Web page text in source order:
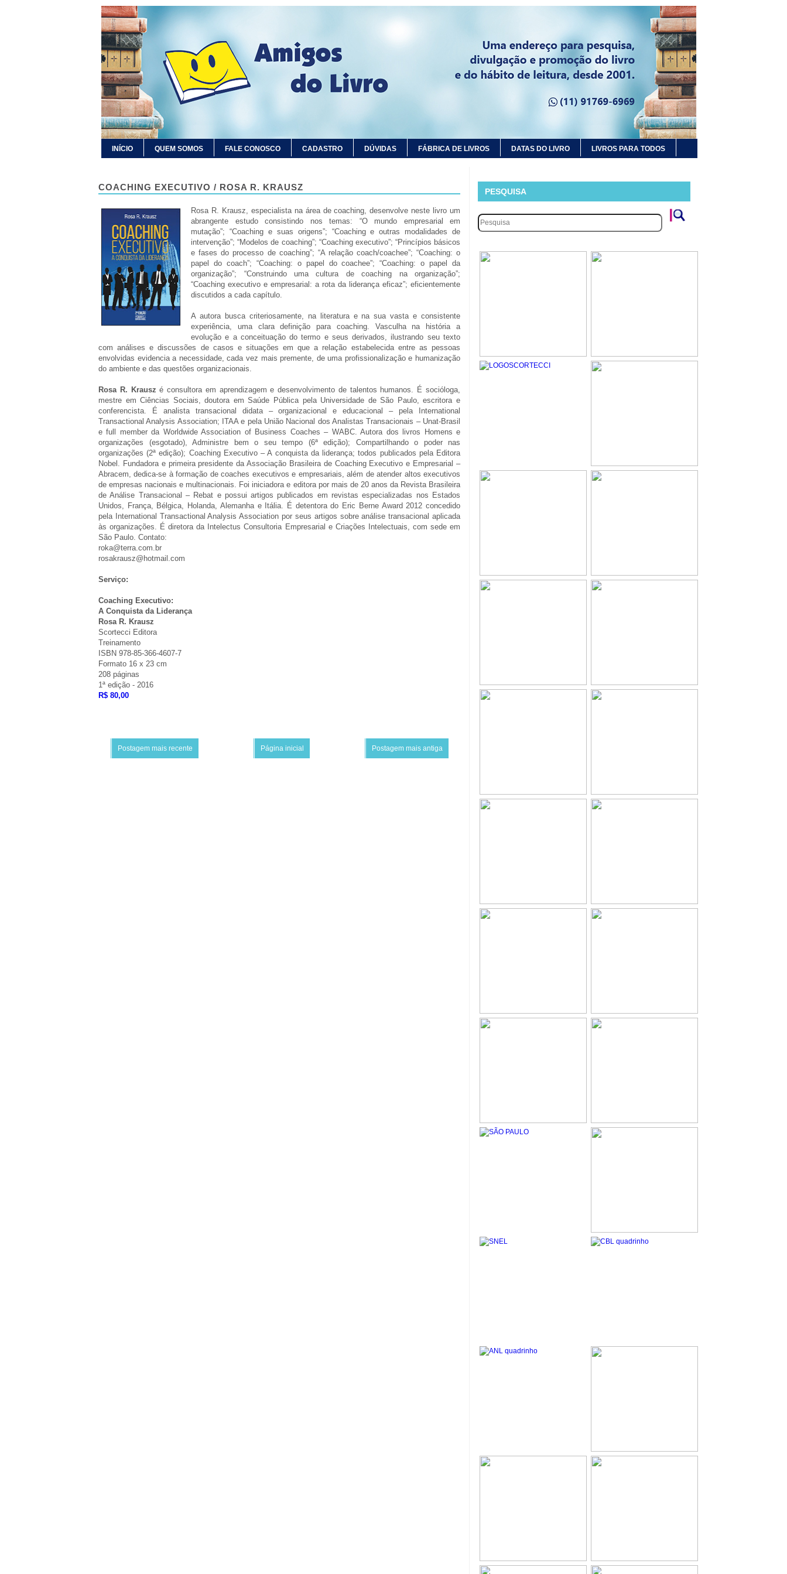
INÍCIO QUEM SOMOS FALE CONOSCO CADASTRO DÚVIDAS FÁBRICA DE LIVROS DATAS DO LIVRO LIVROS PARA TODOS
COACHING EXECUTIVO / ROSA R. KRAUSZ
Rosa R. Krausz, especialista na área de coaching, desenvolve neste livro um
abrangente estudo consistindo nos temas: “O mundo empresarial em
mutação”; “Coaching e suas origens”; “Coaching e outras modalidades de
intervenção”; “Modelos de coaching”; “Coaching executivo”; “Princípios básicos
e fases do processo de coaching”; “A relação coach/coachee”; “Coaching: o
papel do coach”; “Coaching: o papel do coachee”; “Coaching: o papel da
organização”; “Construindo uma cultura de coaching na organização”;
“Coaching executivo e empresarial: a rota da liderança eficaz”; eficientemente
discutidos a cada capítulo.
A autora busca criteriosamente, na literatura e na sua vasta e consistente
experiência, uma clara definição para coaching. Vasculha na história a
evolução e a conceituação do termo e seus derivados, ilustrando seu texto
com análises e discussões de casos e situações em que a relação estabelecida entre as pessoas
envolvidas evidencia a necessidade, cada vez mais premente, de uma profissionalização e humanização
do ambiente e das questões organizacionais.
Rosa R. Krausz é consultora em aprendizagem e desenvolvimento de talentos humanos. É socióloga,
mestre em Ciências Sociais, doutora em Saúde Pública pela Universidade de São Paulo, escritora e
conferencista. É analista transacional didata – organizacional e educacional – pela International
Transactional Analysis Association; ITAA e pela União Nacional dos Analistas Transacionais – Unat-Brasil
e full member da Worldwide Association of Business Coaches – WABC. Autora dos livros Homens e
organizações (esgotado), Administre bem o seu tempo (6ª edição); Compartilhando o poder nas
organizações (2ª edição); Coaching Executivo – A conquista da liderança; todos publicados pela Editora
Nobel. Fundadora e primeira presidente da Associação Brasileira de Coaching Executivo e Empresarial –
Abracem, dedica-se à formação de coaches executivos e empresariais, além de atender altos executivos
de empresas nacionais e multinacionais. Foi iniciadora e editora por mais de 20 anos da Revista Brasileira
de Análise Transacional – Rebat e possui artigos publicados em revistas especializadas nos Estados
Unidos, França, Bélgica, Holanda, Alemanha e Itália. É detentora do Eric Berne Award 2012 concedido
pela International Transactional Analysis Association por seus artigos sobre análise transacional aplicada
às organizações. É diretora da Intelectus Consultoria Empresarial e Criações Intelectuais, com sede em
São Paulo. Contato:
roka@terra.com.br
rosakrausz@hotmail.com
Serviço:
Coaching Executivo:
A Conquista da Liderança
Rosa R. Krausz
Scortecci Editora
Treinamento
ISBN 978-85-366-4607-7
Formato 16 x 23 cm
208 páginas
1ª edição - 2016
R$ 80,00
Postagem mais recente Postagem mais antiga
Página inicial
PESQUISA